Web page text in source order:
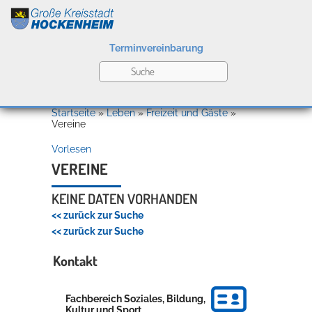
Kultur
Bildung
Terminvereinbarung
Willkommen in Hockenheim
Startseite»Leben»Freizeit und Gäste»
Vereine
Vorlesen
VEREINE
KEINE DATEN VORHANDEN
<< zurück zur Suche
<< zurück zur Suche
Kontakt
Fachbereich Soziales, Bildung,